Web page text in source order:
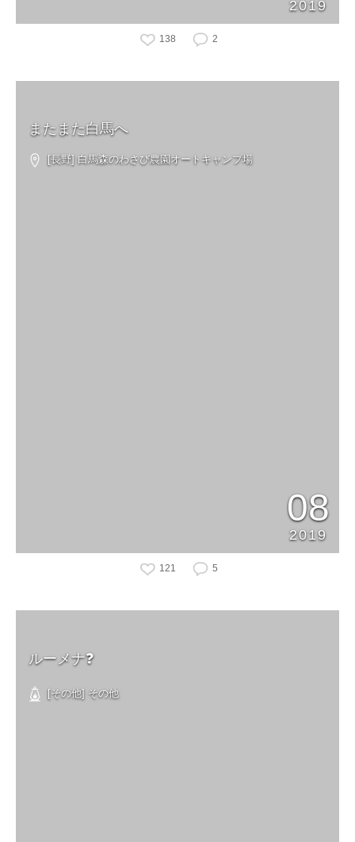
2019
138 2
またまた白馬へ
[長野] 白馬森のわさび農園オートキャンプ場
08
2019
121 5
ルーメナ❓
[その他] その他